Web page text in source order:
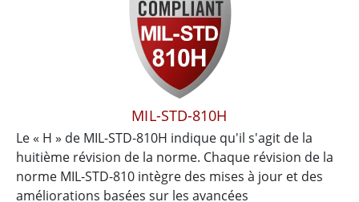
MIL-STD-810H
Le « H » de MIL-STD-810H indique qu'il s'agit de la
huitième révision de la norme. Chaque révision de la
norme MIL-STD-810 intègre des mises à jour et des
améliorations basées sur les avancées